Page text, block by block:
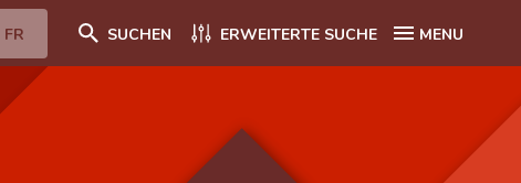
FR SUCHEN ERWEITERTE SUCHE MENU